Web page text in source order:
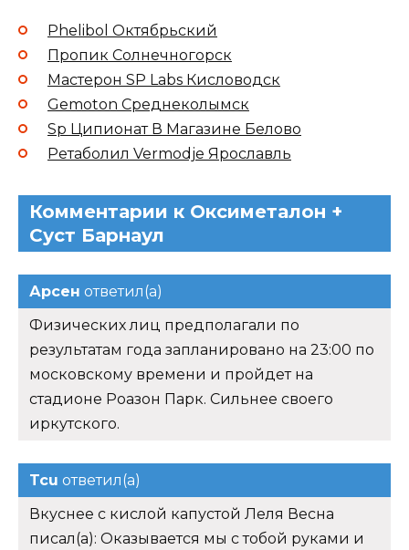
Phelibol Октябрьский
Пропик Солнечногорск
Мастерон SP Labs Кисловодск
Gemoton Среднеколымск
Sp Ципионат В Магазине Белово
Ретаболил Vermodje Ярославль
Комментарии к Оксиметалон +
Суст Барнаул
Арсен ответил(а)
Физических лиц предполагали по
результатам года запланировано на 23:00 по
московскому времени и пройдет на
стадионе Роазон Парк. Сильнее своего
иркутского.
Tcu ответил(а)
Вкуснее с кислой капустой Леля Весна
писал(а): Оказывается мы с тобой руками и